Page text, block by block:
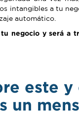
intangibles a tu
automático.
negocio y será a
este
un